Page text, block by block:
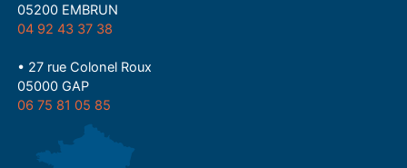
05200 EMBRUN
04 92 43 37 38
• 27 rue Colonel Roux
05000 GAP
06 75 81 05 85